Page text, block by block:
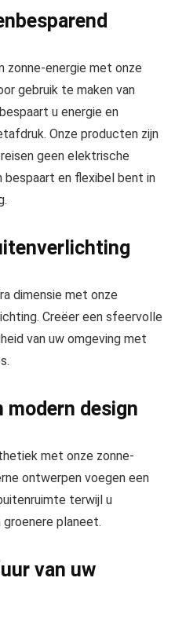
zonne-energie met onze
gebruik te maken van
u energie en
Onze producten zijn
geen elektrische
bespaart en flexibel bent in
dimensie met onze
Creëer een sfeervolle
van uw omgeving met
modern design
met onze zonne-
ontwerpen voegen een
terwijl u
planeet.
van uw